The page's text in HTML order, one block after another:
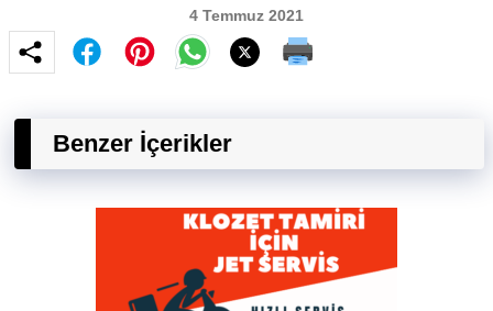
4 Temmuz 2021
Benzer İçerikler